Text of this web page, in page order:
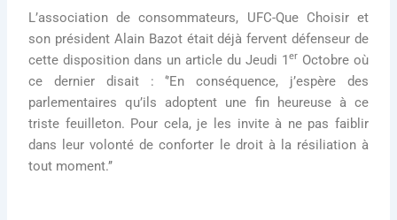
L’association de consommateurs, UFC-Que Choisir et
son président Alain Bazot était déjà fervent défenseur de
cette disposition dans un article du Jeudi 1erOctobre où
ce dernier disait : ‘’En conséquence, j’espère des
parlementaires qu’ils adoptent une fin heureuse à ce
triste feuilleton. Pour cela, je les invite à ne pas faiblir
dans leur volonté de conforter le droit à la résiliation à
tout moment.’’